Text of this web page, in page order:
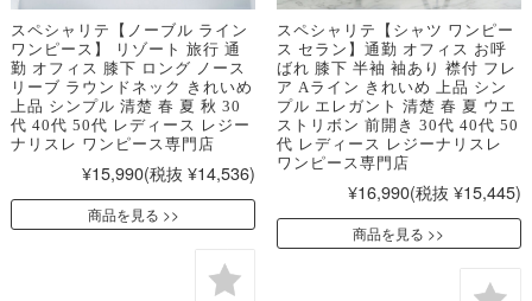
スペシャリテ【ノーブル ライン
ワンピース】 リゾート 旅行 通
勤 オフィス 膝下 ロング ノース
リーブ ラウンドネック きれいめ
上品 シンプル 清楚 春 夏 秋 30
代 40代 50代 レディース レジー
ナリスレ ワンピース専門店
¥15,990(税抜 ¥14,536)
商品を見る
スペシャリテ【シャツ ワンピー
ス セラン】通勤 オフィス お呼
ばれ 膝下 半袖 袖あり 襟付 フレ
ア Aライン きれいめ 上品 シン
プル エレガント 清楚 春 夏 ウエ
ストリボン 前開き 30代 40代 50
代 レディース レジーナリスレ
ワンピース専門店
¥16,990(税抜 ¥15,445)
商品を見る